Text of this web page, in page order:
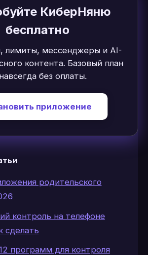
КиберНяню
бесплатно
лимиты, мессенджеры и AI-
контента. Базовый план
без оплаты.
приложение
родительского
контроль на телефоне
сделать
программ для контроля